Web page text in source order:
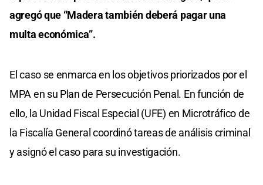
agregó que “Madera también deberá pagar una
multa económica”.
El caso se enmarca en los objetivos priorizados por el
MPA en su Plan de Persecución Penal. En función de
ello, la Unidad Fiscal Especial (UFE) en Microtráfico de
la Fiscalía General coordinó tareas de análisis criminal
y asignó el caso para su investigación.